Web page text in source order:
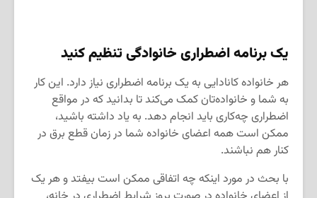
یک برنامه اضطراری خانوادگی تنظیم کنید
هر خانواده کانادایی به یک برنامه اضطراری نیاز دارد. این کار
به شما و خانواده‌تان کمک می‌کند تا بدانید که در مواقع
اضطراری چه‌کاری باید انجام دهد. به یاد داشته باشید،
ممکن است همه اعضای خانواده شما در زمان قطع برق در
کنار هم نباشند.
با بحث در مورد اینکه چه اتفاقی ممکن است بیفتد و هر یک